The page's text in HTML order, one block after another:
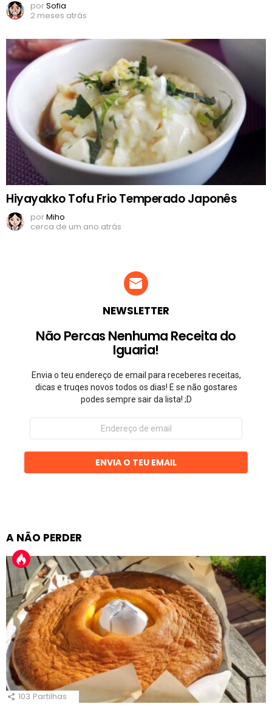
porSofia
2 meses atrás
Hiyayakko Tofu Frio Temperado Japonês
porMiho
cerca de um ano atrás
NEWSLETTER
Não Percas Nenhuma Receita do
Iguaria!
Envia o teu endereço de email para receberes receitas,
dicas e truqes novos todos os dias! E se não gostares
podes sempre sair da lista! ;D
Endereço
email
ENVIA O TEU EMAIL
A NÃO PERDER
103 Partilhas